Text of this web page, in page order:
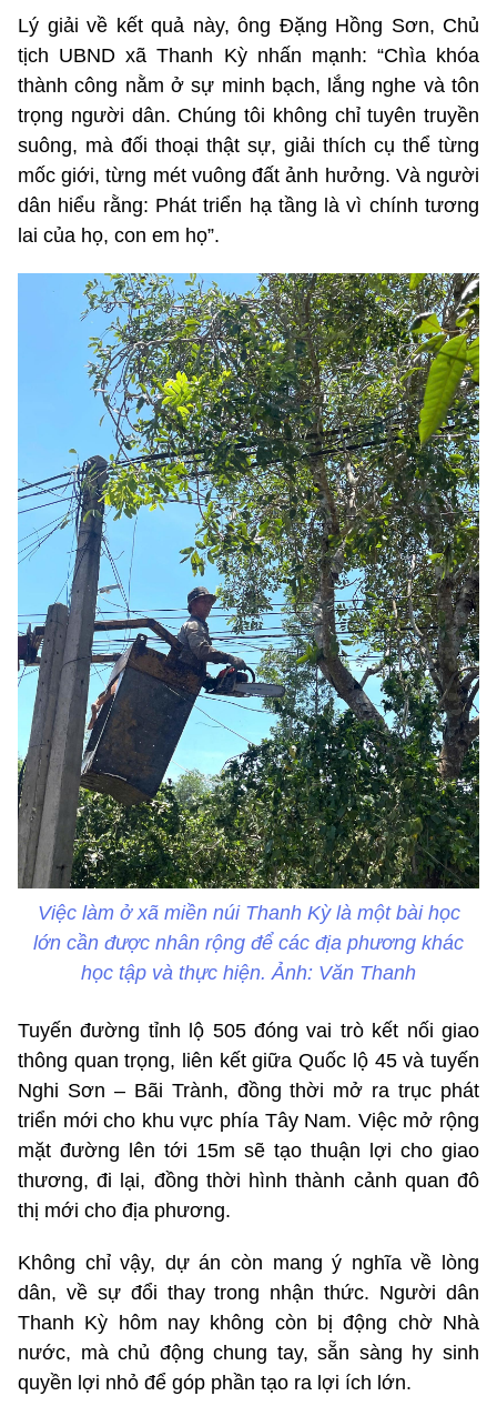
Lý giải về kết quả này, ông Đặng Hồng Sơn, Chủ
tịch UBND xã Thanh Kỳ nhấn mạnh: “Chìa khóa
thành công nằm ở sự minh bạch, lắng nghe và tôn
trọng người dân. Chúng tôi không chỉ tuyên truyền
suông, mà đối thoại thật sự, giải thích cụ thể từng
mốc giới, từng mét vuông đất ảnh hưởng. Và người
dân hiểu rằng: Phát triển hạ tầng là vì chính tương
lai của họ, con em họ”.
Việc làm ở xã miền núi Thanh Kỳ là một bài học
lớn cần được nhân rộng để các địa phương khác
học tập và thực hiện. Ảnh: Văn Thanh
Tuyến đường tỉnh lộ 505 đóng vai trò kết nối giao
thông quan trọng, liên kết giữa Quốc lộ 45 và tuyến
Nghi Sơn – Bãi Trành, đồng thời mở ra trục phát
triển mới cho khu vực phía Tây Nam. Việc mở rộng
mặt đường lên tới 15m sẽ tạo thuận lợi cho giao
thương, đi lại, đồng thời hình thành cảnh quan đô
thị mới cho địa phương.
Không chỉ vậy, dự án còn mang ý nghĩa về lòng
dân, về sự đổi thay trong nhận thức. Người dân
Thanh Kỳ hôm nay không còn bị động chờ Nhà
nước, mà chủ động chung tay, sẵn sàng hy sinh
quyền lợi nhỏ để góp phần tạo ra lợi ích lớn.